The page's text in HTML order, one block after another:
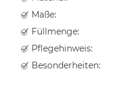
Maße:
Füllmenge:
Pflegehinweis:
Besonderheiten: